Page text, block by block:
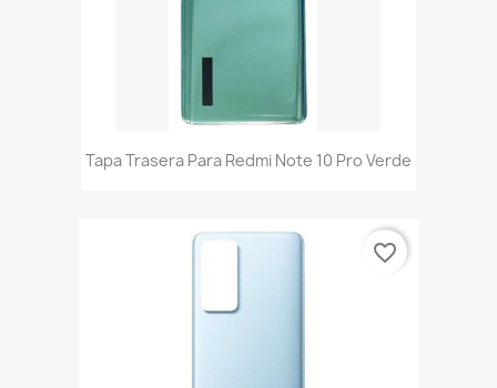
Tapa Trasera Para Redmi Note 10 Pro Verde
favorite_border